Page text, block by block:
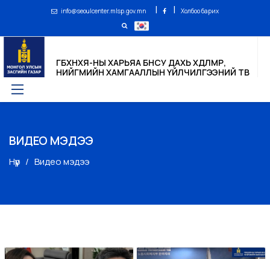
info@seoulcenter.mlsp.gov.mn | | Холбоо барих
ГБХНХЯ-НЫ ХАРЬЯА БНСУ ДАХЬ ХӨДӨЛМӨР,
НИЙГМИЙН ХАМГААЛЛЫН ҮЙЛЧИЛГЭЭНИЙ ТӨВ
ВИДЕО МЭДЭЭ
Нүүр Видео мэдээ